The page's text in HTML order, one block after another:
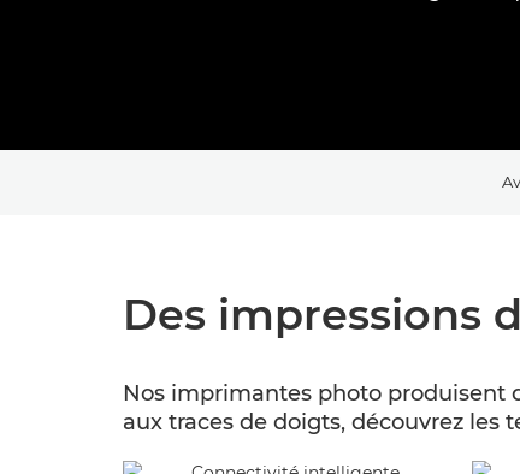
Des impressions
Nos imprimantes photo produisent
aux traces de doigts, découvrez